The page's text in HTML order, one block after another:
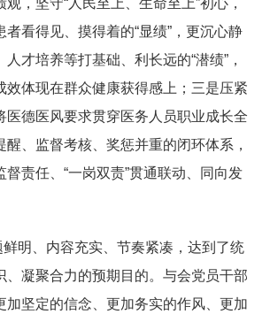
者看得见、摸得着的“显绩”，更沉心静
才培养等打基础、利长远的“潜绩”，
效体现在群众健康获得感上；三是压紧
医德医风要求贯穿医务人员职业成长全
醒、监督考核、奖惩并重的闭环体系，
责任、“一岗双责”贯通联动、同向发
明、内容充实、节奏紧凑，达到了统
、凝聚合力的预期目的。与会党员干部
加坚定的信念、更加务实的作风、更加